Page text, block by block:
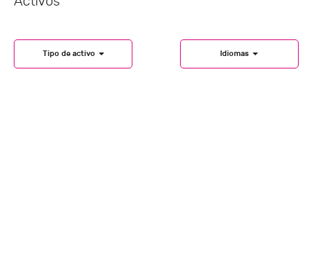
Tipo de activo Idiomas